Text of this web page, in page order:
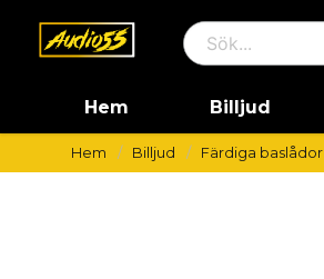
Hem Billjud
Hem Billjud Färdiga baslådor